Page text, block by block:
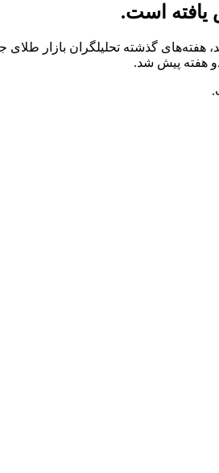
است.
۳ ماه گذشته باعث شده بود قیمت انس طلا به کانال هزار و ۸۰۰ دلار سقوط کند، هفته‌های
هفته پیش شد.